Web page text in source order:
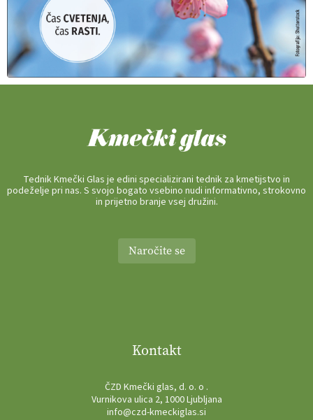
Tednik Kmečki Glas je edini specializirani tednik za kmetijstvo in
podeželje pri nas. S svojo bogato vsebino nudi informativno, strokovno
in prijetno branje vsej družini.
Naročite se
Kontakt
ČZD Kmečki glas, d. o. o .
Vurnikova ulica 2, 1000 Ljubljana
info@czd-kmeckiglas.si